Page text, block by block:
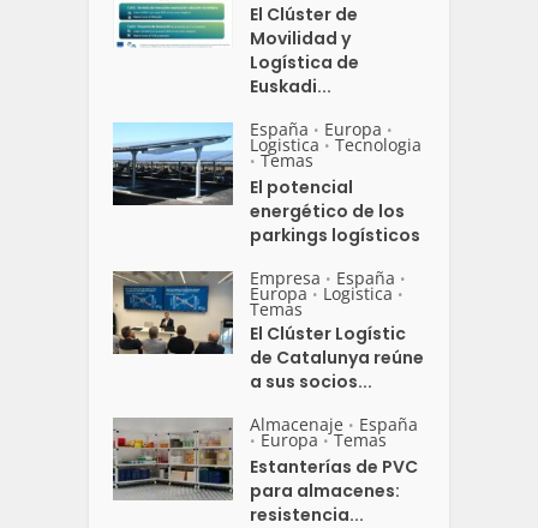
El Clúster de
Movilidad y
Logística de
Euskadi...
España • Europa •
Logistica • Tecnologia
• Temas
El potencial
energético de los
parkings logísticos
Empresa • España •
Europa • Logistica •
Temas
El Clúster Logístic
de Catalunya reúne
a sus socios...
Almacenaje • España
• Europa • Temas
Estanterías de PVC
para almacenes:
resistencia...